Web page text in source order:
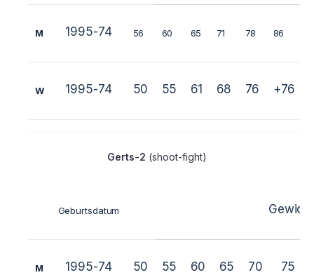
M 1995-74 56 60 65 71 78 86
W 1995-74 50 55 61 68 76 +76
Gerts-2 (shoot-fight)
Geburtsdatum
M 1995-74 50 55 60 65 70 75